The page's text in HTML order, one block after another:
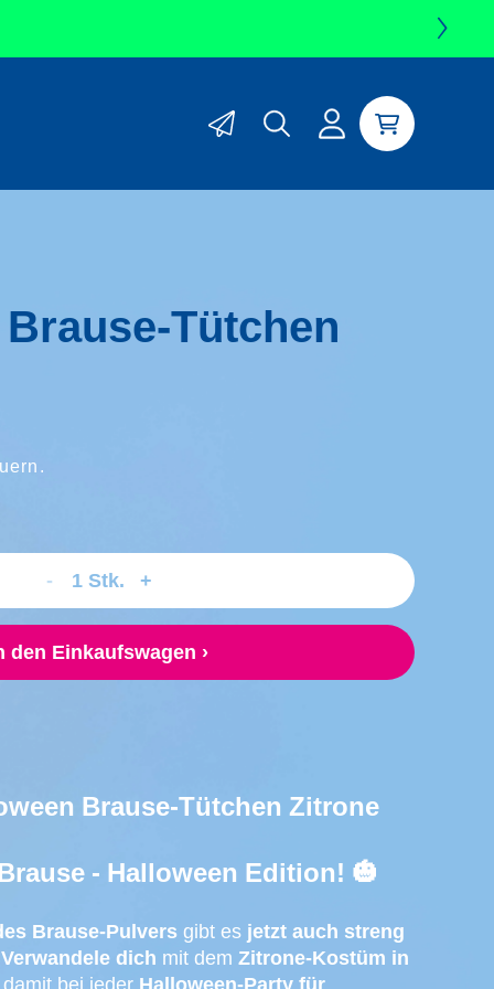
Newsletter-
Einloggen
Warenkorb
Brause-Tütchen
Verringere
die
für
Halloween
- 1Stk.
Erhöhe
die
für
Halloween
+
den Einkaufswagen ›
Brause-Tütchen Zitrone
- Halloween Edition! 🎃
Brause-Pulvers gibt es jetzt auch streng
dich mit dem Zitrone-Kostüm in
bei jeder Halloween-Party für